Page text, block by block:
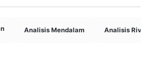
Analisis Mendalam Analisis